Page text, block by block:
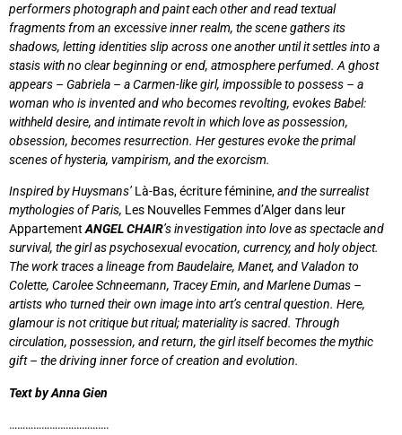
performers photograph and paint each other and read textual
fragments from an excessive inner realm, the scene gathers its
shadows, letting identities slip across one another until it settles into a
stasis with no clear beginning or end, atmosphere perfumed. A ghost
appears – Gabriela – a Carmen-like girl, impossible to possess – a
woman who is invented and who becomes revolting, evokes Babel:
withheld desire, and intimate revolt in which love as possession,
obsession, becomes resurrection. Her gestures evoke the primal
scenes of hysteria, vampirism, and the exorcism.
Inspired by Huysmans’Là-Bas, écriture féminine,and the surrealist
mythologies of Paris, Les Nouvelles Femmes d’Alger dans leur
AppartementANGEL CHAIR’s investigation into love as spectacle and
survival, the girl as psychosexual evocation, currency, and holy object.
The work traces a lineage from Baudelaire, Manet, and Valadon to
Colette, Carolee Schneemann, Tracey Emin, and Marlene Dumas –
artists who turned their own image into art’s central question. Here,
glamour is not critique but ritual; materiality is sacred. Through
circulation, possession, and return, the girl itself becomes the mythic
gift – the driving inner force of creation and evolution.
Text by Anna Gien
……………………………….